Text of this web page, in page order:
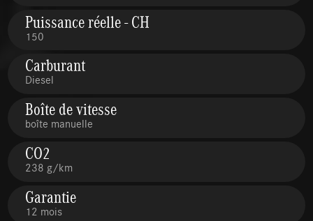
Puissance réelle - CH
150
Carburant
Diesel
Boîte de vitesse
boîte manuelle
CO2
238 g/km
Garantie
12 mois